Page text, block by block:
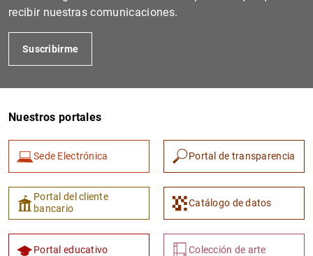
1 2
recibir nuestras comunicaciones.
Suscribirme
Nuestros portales
Sede Electrónica Portal de transparencia
Portal del cliente
bancario
Catálogo de datos
Portal educativo Colección de arte